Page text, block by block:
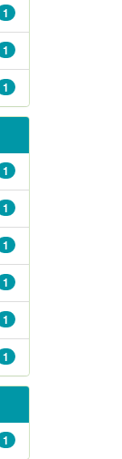
1
1
1
1
1
1
1
1
1
1